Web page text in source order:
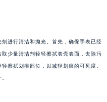
进行清洁和抛光。首先，确保手表已经
少量清洁剂轻轻擦拭表壳表面，去除污
擦拭划痕部位，以减轻划痕的可见度。